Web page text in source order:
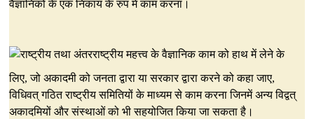
वैज्ञानिकों के एक निकाय के रुप में काम करना।
राष्ट्रीय तथा अंतरराष्ट्रीय महत्त्व के वैज्ञानिक काम को हाथ में लेने के
लिए, जो अकादमी को जनता द्वारा या सरकार द्वारा करने को कहा जाए,
विधिवत् गठित राष्ट्रीय समितियों के माध्यम से काम करना जिनमें अन्य विद्वत्
अकादमियों और संस्थाओं को भी सहयोजित किया जा सकता है।